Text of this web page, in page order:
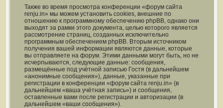
Также во время просмотра конференции «форум сайта
renju.in» мы можем установить cookies, внешние по
отношению к программному обеспечению phpBB, однако они
выходят за рамки этого документа, целью которого является
рассмотрение страниц, созданных исключительно
программным обеспечением phpBB. Вторым источником
получения вашей информации являются данные, которые
вы отправляете на форум. Этими данными могут быть, но не
исчерпываются, следующие данные: сообщения,
размещённые под учётной записью Гостя (в дальнейшем
«анонимные сообщения»), данные, указанные при
регистрации в конференции «форум сайта renju.in» (в
дальнейшем «ваша учётная запись») и сообщения,
оставленные вами после регистрации и авторизации (в
дальнейшем «ваши сообщения»).